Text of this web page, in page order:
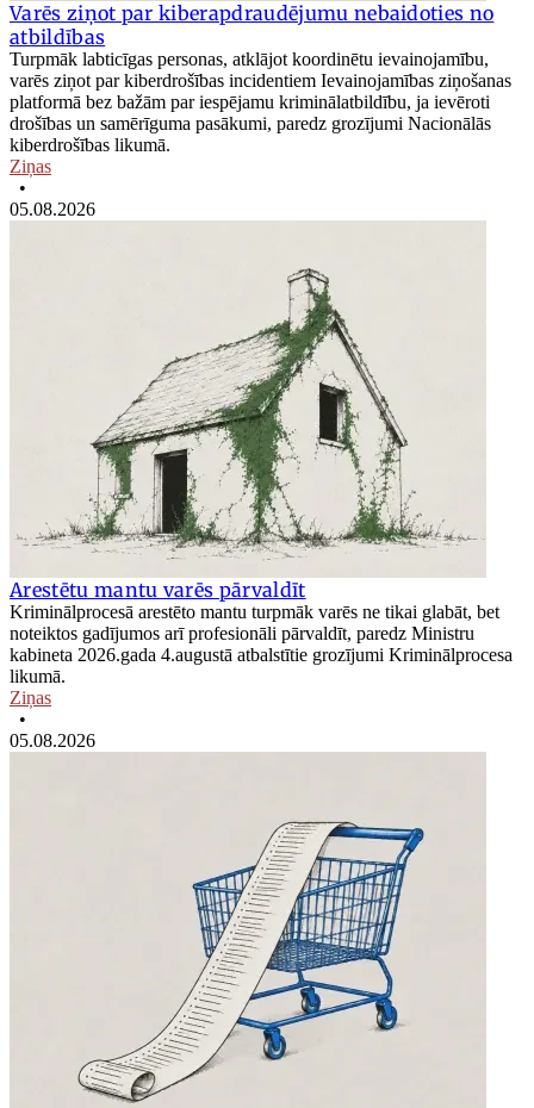
Varēs ziņot par kiberapdraudējumu nebaidoties no
atbildības
Turpmāk labticīgas personas, atklājot koordinētu ievainojamību,
varēs ziņot par kiberdrošības incidentiem Ievainojamības ziņošanas
platformā bez bažām par iespējamu kriminālatbildību, ja ievēroti
drošības un samērīguma pasākumi, paredz grozījumi Nacionālās
kiberdrošības likumā.
Ziņas
•
05.08.2026
Arestētu mantu varēs pārvaldīt
Kriminālprocesā arestēto mantu turpmāk varēs ne tikai glabāt, bet
noteiktos gadījumos arī profesionāli pārvaldīt, paredz Ministru
kabineta 2026.gada 4.augustā atbalstītie grozījumi Kriminālprocesa
likumā.
Ziņas
•
05.08.2026